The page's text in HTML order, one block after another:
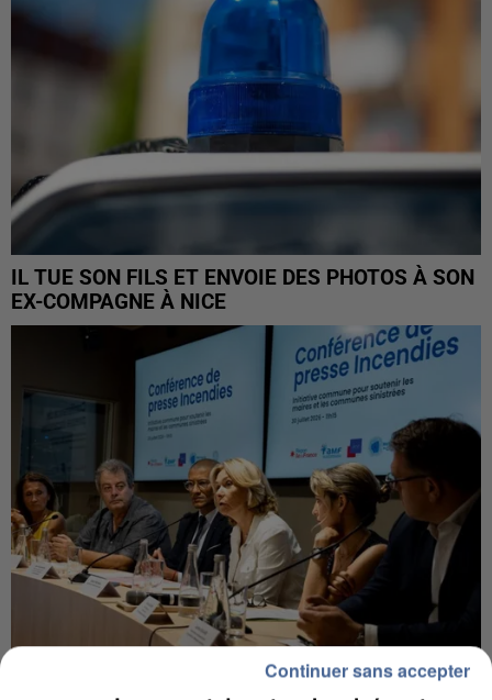
IL TUE SON FILS ET ENVOIE DES PHOTOS À SON
EX-COMPAGNE À NICE
Continuer sans accepter